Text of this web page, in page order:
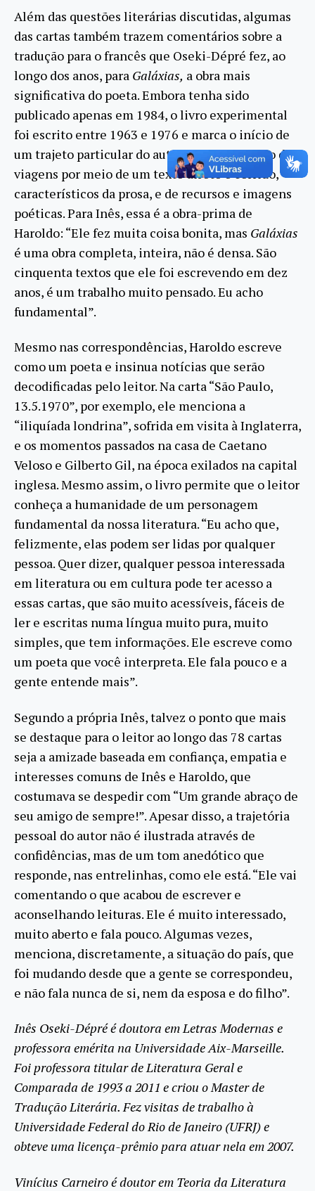
Além das questões literárias discutidas, algumas
das cartas também trazem comentários sobre a
tradução para o francês que Oseki-Dépré fez, ao
longo dos anos, para Galáxias, a obra mais
significativa do poeta. Embora tenha sido
publicado apenas em 1984, o livro experimental
foi escrito entre 1963 e 1976 e marca o início de
um trajeto particular do autor, que faz o relato de
viagens por meio de um texto direto e corrido,
característicos da prosa, e de recursos e imagens
poéticas. Para Inês, essa é a obra-prima de
Haroldo: “Ele fez muita coisa bonita, mas Galáxias
é uma obra completa, inteira, não é densa. São
cinquenta textos que ele foi escrevendo em dez
anos, é um trabalho muito pensado. Eu acho
fundamental”.
Mesmo nas correspondências, Haroldo escreve
como um poeta e insinua notícias que serão
decodificadas pelo leitor. Na carta “São Paulo,
13.5.1970”, por exemplo, ele menciona a
“iliquíada londrina”, sofrida em visita à Inglaterra,
e os momentos passados na casa de Caetano
Veloso e Gilberto Gil, na época exilados na capital
inglesa. Mesmo assim, o livro permite que o leitor
conheça a humanidade de um personagem
fundamental da nossa literatura. “Eu acho que,
felizmente, elas podem ser lidas por qualquer
pessoa. Quer dizer, qualquer pessoa interessada
em literatura ou em cultura pode ter acesso a
essas cartas, que são muito acessíveis, fáceis de
ler e escritas numa língua muito pura, muito
simples, que tem informações. Ele escreve como
um poeta que você interpreta. Ele fala pouco e a
gente entende mais”.
Segundo a própria Inês, talvez o ponto que mais
se destaque para o leitor ao longo das 78 cartas
seja a amizade baseada em confiança, empatia e
interesses comuns de Inês e Haroldo, que
costumava se despedir com “Um grande abraço de
seu amigo de sempre!”. Apesar disso, a trajetória
pessoal do autor não é ilustrada através de
confidências, mas de um tom anedótico que
responde, nas entrelinhas, como ele está. “Ele vai
comentando o que acabou de escrever e
aconselhando leituras. Ele é muito interessado,
muito aberto e fala pouco. Algumas vezes,
menciona, discretamente, a situação do país, que
foi mudando desde que a gente se correspondeu,
e não fala nunca de si, nem da esposa e do filho”.
Inês Oseki-Dépré é doutora em Letras Modernas e
professora emérita na Universidade Aix-Marseille.
Foi professora titular de Literatura Geral e
Comparada de 1993 a 2011 e criou o Master de
Tradução Literária. Fez visitas de trabalho à
Universidade Federal do Rio de Janeiro (UFRJ) e
obteve uma licença-prêmio para atuar nela em 2007.
Vinícius Carneiro é doutor em Teoria da Literatura